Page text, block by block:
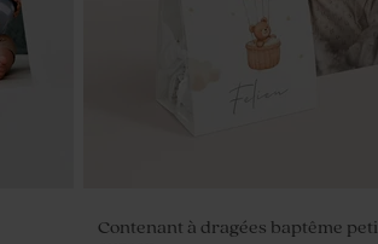
Contenant à dragées baptême